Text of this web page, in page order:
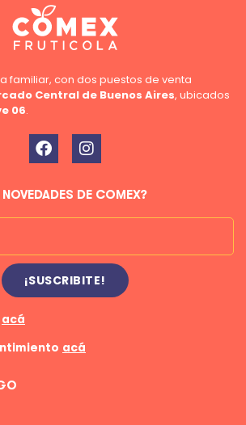
familiar, con dos puestos de venta
Central de Buenos Aires, ubicados
06.
DE COMEX?
¡SUSCRIBITE!
acá
acá